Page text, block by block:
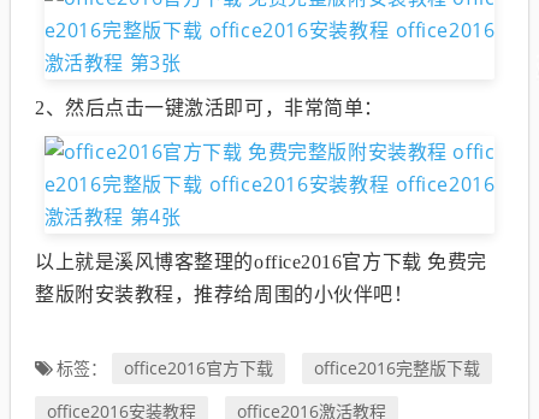
2、然后点击一键激活即可，非常简单：
以上就是溪风博客整理的office2016官方下载 免费完
整版附安装教程，推荐给周围的小伙伴吧！
标签： office2016官方下载
office2016完整版下载
office2016安装教程
office2016激活教程